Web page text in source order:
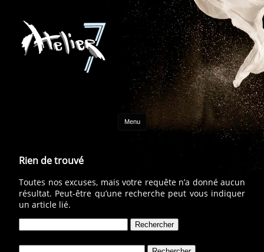
Menu Aller au contenu
Rien de trouvé
Toutes nos excuses, mais votre requête n’a donné aucun
résultat. Peut-être qu’une recherche peut vous indiquer
un article lié.